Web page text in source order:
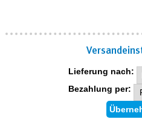
Lieferung nach:
Bezahlung per: